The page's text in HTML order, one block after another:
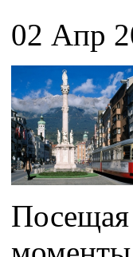
02 Апр
Посещая